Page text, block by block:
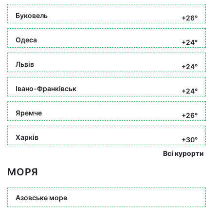
Буковель +26°
Одеса +24°
Львів +24°
Івано-Франківськ +24°
Яремче +26°
Харків
+30°
Всі курорти
МОРЯ
Азовське море